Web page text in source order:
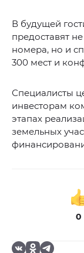
В будущей
предоставят
номера, но и
300 мест и
Специалисты
инвесторам
этапах
земельных
0